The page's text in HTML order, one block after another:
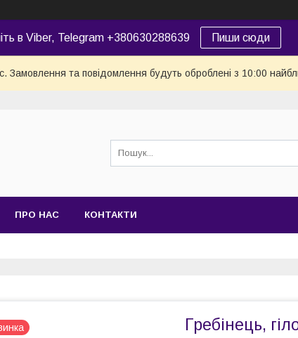
в Viber, Telegram +380630288639 Пиши сюди
Замовлення та повідомлення будуть оброблені з 10:00
ПРО НАС КОНТАКТИ
Гребінець,